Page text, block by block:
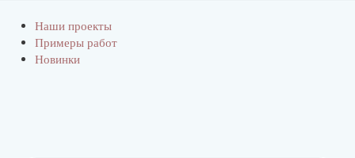
Наши проекты
Примеры работ
Новинки